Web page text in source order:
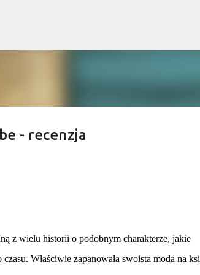
- recenzja
z wielu historii o podobnym charakterze, jakie
czasu. Właściwie zapanowała swoista moda na